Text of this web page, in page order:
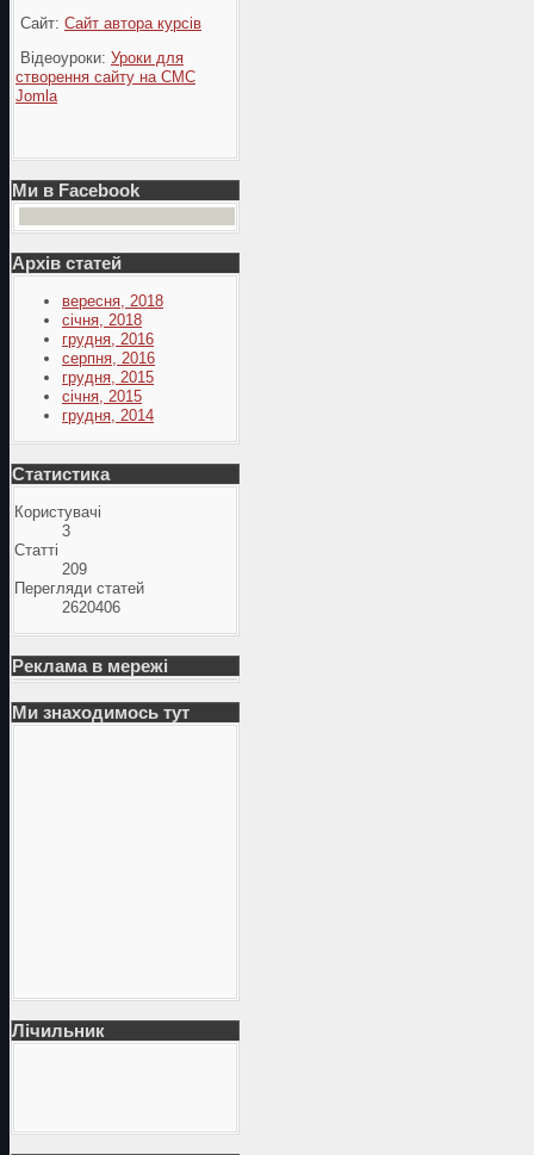
Сайт: Сайт автора курсів
Відеоуроки: Уроки для
створення сайту на СМС
Jomla
Ми в Facebook
Архів статей
вересня, 2018
січня, 2018
грудня, 2016
серпня, 2016
грудня, 2015
січня, 2015
грудня, 2014
Статистика
Користувачі
3
Статті
209
Перегляди статей
2620406
Реклама в мережі
Ми знаходимось тут
Лічильник